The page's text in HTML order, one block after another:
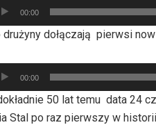
00:00
drużyny dołączają pierwsi
00:00
50 lat temu data 24
Stal po raz pierwszy w